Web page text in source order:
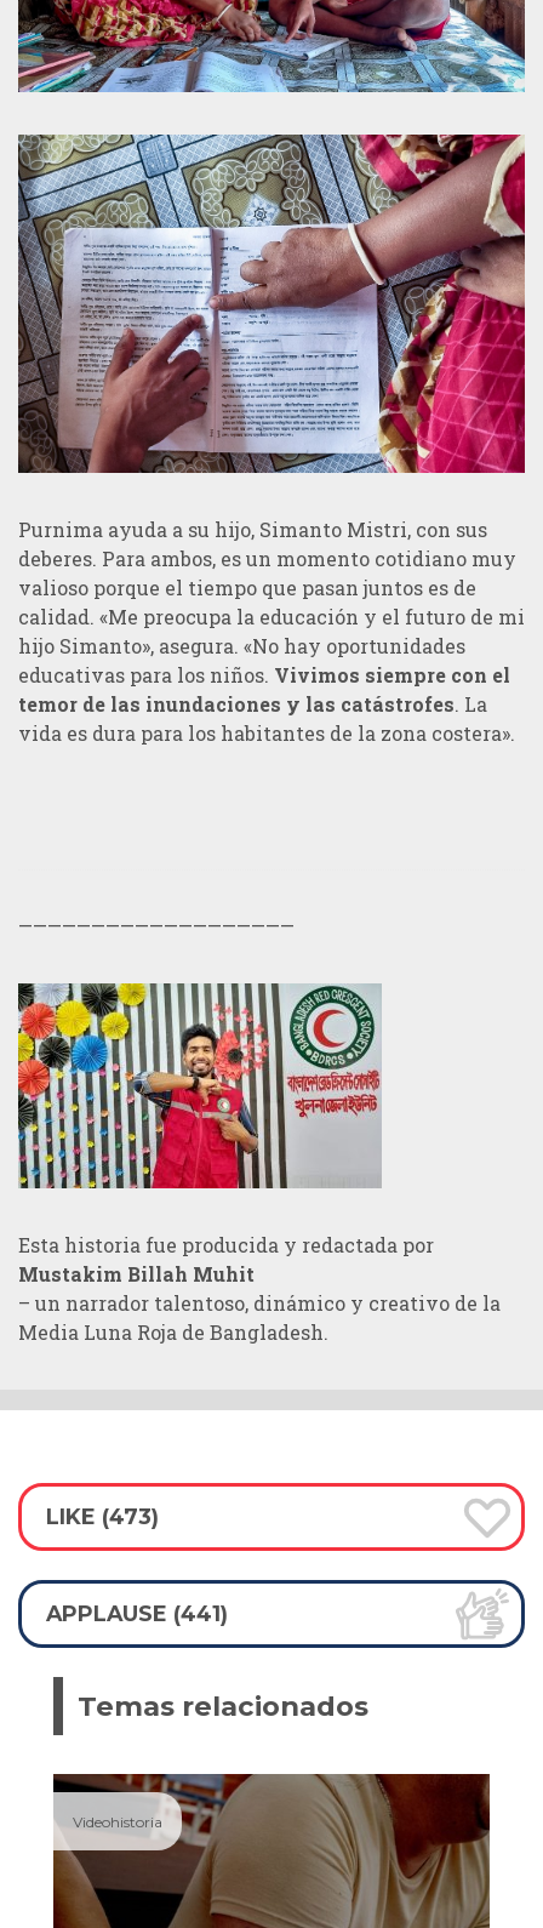
Purnima ayuda a su hijo, Simanto Mistri, con sus
deberes. Para ambos, es un momento cotidiano muy
valioso porque el tiempo que pasan juntos es de
calidad. «Me preocupa la educación y el futuro de mi
hijo Simanto», asegura. «No hay oportunidades
educativas para los niños. Vivimos siempre con el
temor de las inundaciones y las catástrofes. La
vida es dura para los habitantes de la zona costera».
———————————————————
Esta historia fue producida y redactada por
Mustakim Billah Muhit
– un narrador talentoso, dinámico y creativo de la
Media Luna Roja de Bangladesh.
LIKE (473)
APPLAUSE (441)
Temas relacionados
Videohistoria